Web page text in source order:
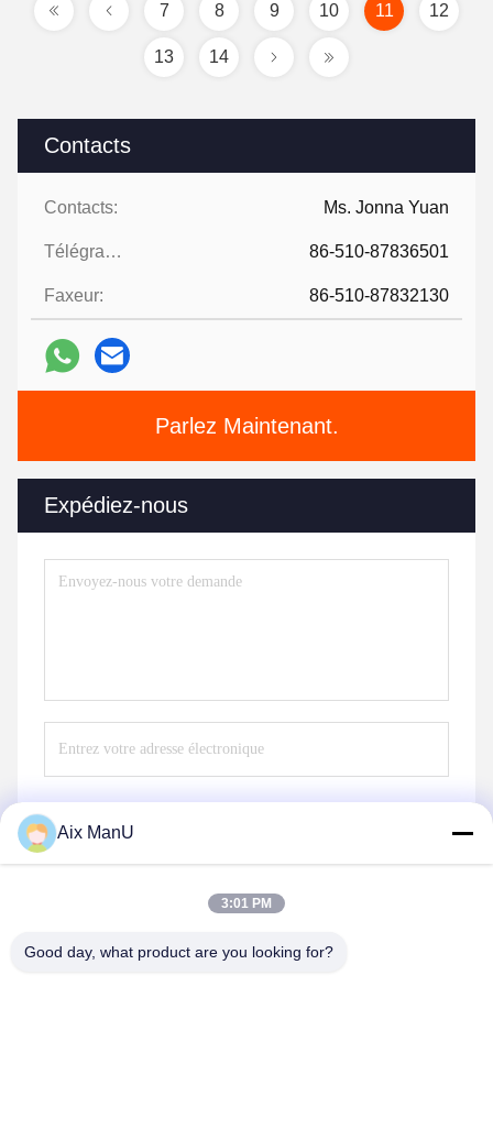
Contacts
Contacts: Ms. Jonna Yuan
Télégramme: 86-510-87836501
Faxeur: 86-510-87832130
Parlez Maintenant.
Expédiez-nous
7 8 9 10 11 12
13 14
Aix ManU
3:01 PM
Good day, what product are you looking for?